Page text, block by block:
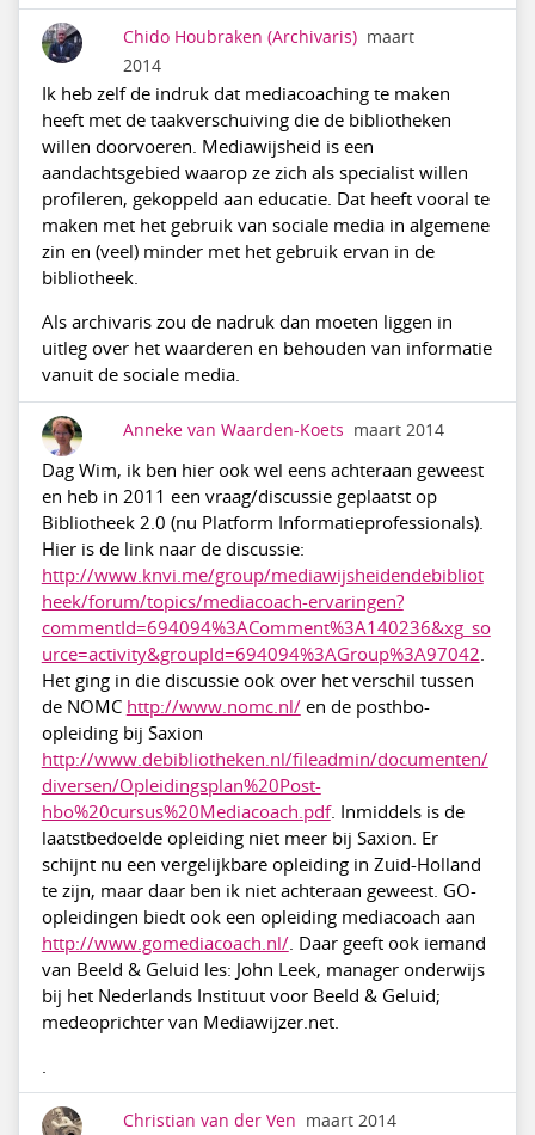
Chido Houbraken (Archivaris) maart
2014
Ik heb zelf de indruk dat mediacoaching te maken
heeft met de taakverschuiving die de bibliotheken
willen doorvoeren. Mediawijsheid is een
aandachtsgebied waarop ze zich als specialist willen
profileren, gekoppeld aan educatie. Dat heeft vooral te
maken met het gebruik van sociale media in algemene
zin en (veel) minder met het gebruik ervan in de
bibliotheek.
Als archivaris zou de nadruk dan moeten liggen in
uitleg over het waarderen en behouden van informatie
vanuit de sociale media.
Anneke van Waarden-Koets maart 2014
Dag Wim, ik ben hier ook wel eens achteraan geweest
en heb in 2011 een vraag/discussie geplaatst op
Bibliotheek 2.0 (nu Platform Informatieprofessionals).
Hier is de link naar de discussie:
http://www.knvi.me/group/mediawijsheidendebibliot
heek/forum/topics/mediacoach-ervaringen?
commentId=694094%3AComment%3A140236&xg_so
urce=activity&groupId=694094%3AGroup%3A97042
Het ging in die discussie ook over het verschil tussen
de NOMC http://www.nomc.nl/en de posthbo-
opleiding bij Saxion
http://www.debibliotheken.nl/fileadmin/documenten/
diversen/Opleidingsplan%20Post-
hbo%20cursus%20Mediacoach.pdf. Inmiddels is de
laatstbedoelde opleiding niet meer bij Saxion. Er
schijnt nu een vergelijkbare opleiding in Zuid-Holland
te zijn, maar daar ben ik niet achteraan geweest. GO-
opleidingen biedt ook een opleiding mediacoach aan
http://www.gomediacoach.nl/. Daar geeft ook iemand
van Beeld & Geluid les: John Leek, manager onderwijs
bij het Nederlands Instituut voor Beeld & Geluid;
medeoprichter van Mediawijzer.net.
Christian van der Ven maart 2014